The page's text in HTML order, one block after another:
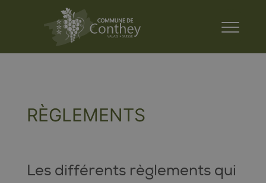
RÈGLEMENTS
Les différents règlements qui